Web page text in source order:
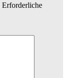
Erforderliche